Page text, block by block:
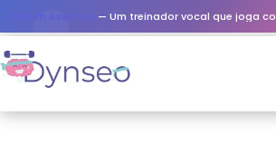
Coach Assist IA — Um treinador vocal que joga com os seus entes queridos